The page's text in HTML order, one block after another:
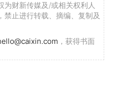
为财新传媒及/或相关权利人
禁止进行转载、摘编、复制及
，获得书面